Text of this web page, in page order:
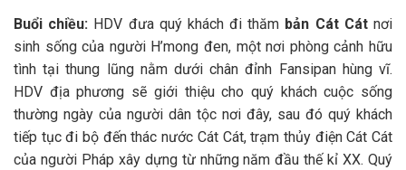
Buổi chiều: HDV đưa quý khách đi thăm bản Cát Cátnơi
sinh sống của người H’mong đen, một nơi phòng cảnh hữu
tình tại thung lũng nằm dưới chân đỉnh Fansipan hùng vĩ.
HDV địa phương sẽ giới thiệu cho quý khách cuộc sống
thường ngày của người dân tộc nơi đây, sau đó quý khách
tiếp tục đi bộ đến thác nước Cát Cát, trạm thủy điện Cát Cát
của người Pháp xây dựng từ những năm đầu thế kỉ XX. Quý